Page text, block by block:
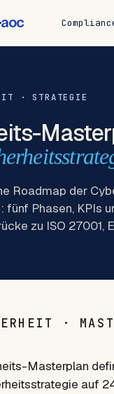
aoc
· STRATEGIE
Roadmap der
Phasen, KPIs
zu ISO 27001,
·
Masterplan
auf